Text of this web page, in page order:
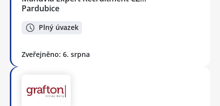
Pardubice
Plný úvazek
Zveřejněno: 6. srpna